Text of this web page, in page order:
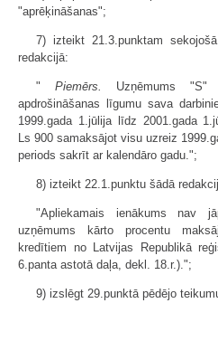
"aprēķināšanas";
7) izteikt 21.3.punktam
redakcijā:
" Piemērs.
Uzņēmums "S"
apdrošināšanas līgumu sava
1999.gada 1.jūlija līdz 2001.gada
Ls 900 samaksājot visu uzreiz
periods sakrīt ar kalendāro gadu.";
8) izteikt 22.1.punktu šādā
"Apliekamais ienākums nav
uzņēmums kārto procentu
kredītiem no Latvijas Republikā
6.panta astotā daļa, dekl. 18.r.).";
9) izslēgt 29.punktā pēdējo